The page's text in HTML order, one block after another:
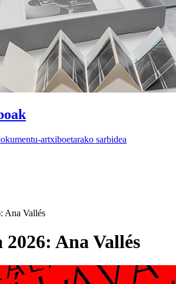
artxiboetarako sarbidea
Ana Vallés
Ana Vallés